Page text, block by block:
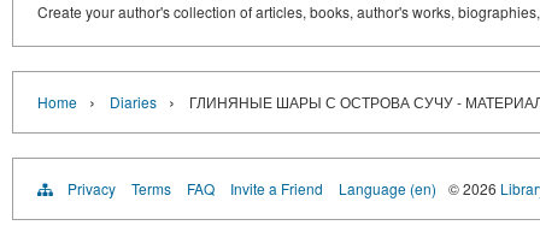
Create your author's collection of articles, books, author's works,
Home › Diaries › ГЛИНЯНЫЕ ШАРЫ С ОСТРОВА СУЧУ -
Privacy Terms FAQ Invite a Friend Language (en) © 2026